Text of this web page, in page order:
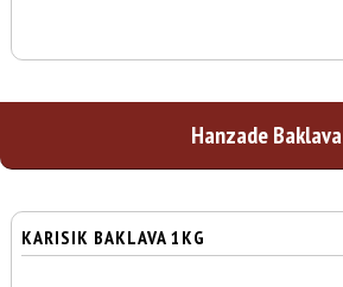
Hanzade Baklava
KARISIK BAKLAVA 1KG